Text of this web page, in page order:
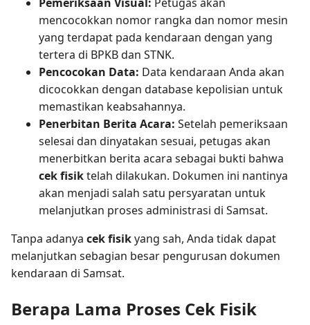
mencocokkan nomor rangka dan nomor mesin
yang terdapat pada kendaraan dengan yang
tertera di BPKB dan STNK.
Pencocokan Data: Data kendaraan Anda akan
dicocokkan dengan database kepolisian untuk
memastikan keabsahannya.
Penerbitan Berita Acara: Setelah pemeriksaan
selesai dan dinyatakan sesuai, petugas akan
menerbitkan berita acara sebagai bukti bahwa
cek fisiktelah dilakukan. Dokumen ini nantinya
akan menjadi salah satu persyaratan untuk
melanjutkan proses administrasi di Samsat.
Tanpa adanya cek fisikyang sah, Anda tidak dapat
melanjutkan sebagian besar pengurusan dokumen
kendaraan di Samsat.
Berapa Lama Proses Cek Fisik